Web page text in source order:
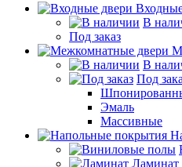
В
Под заказ
В
Под
Эмаль
Массивные
Ламинат